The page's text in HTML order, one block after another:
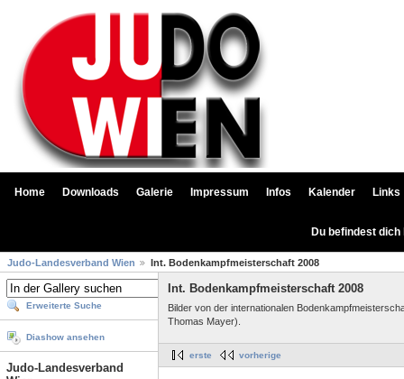
Home Downloads Galerie Impressum Infos Kalender Links
Du befindest
Judo-Landesverband Wien Int. Bodenkampfmeisterschaft 2008
Erweiterte Suche
Diashow ansehen
Judo-Landesverband
Int. Bodenkampfmeisterschaft 2008
Bilder von der internationalen
Thomas Mayer).
erste vorherige